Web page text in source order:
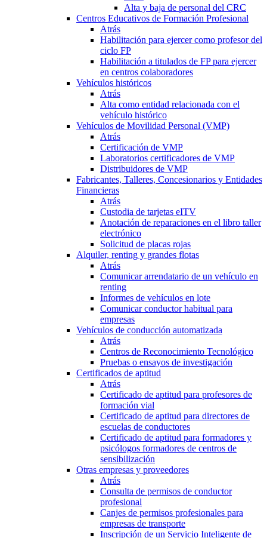
Alta y baja de personal del CRC
Centros Educativos de Formación Profesional
Atrás
Habilitación para ejercer como profesor del
ciclo FP
Habilitación a titulados de FP para ejercer
en centros colaboradores
Vehículos históricos
Atrás
Alta como entidad relacionada con el
vehículo histórico
Vehículos de Movilidad Personal (VMP)
Atrás
Certificación de VMP
Laboratorios certificadores de VMP
Distribuidores de VMP
Fabricantes, Talleres, Concesionarios y Entidades
Financieras
Atrás
Custodia de tarjetas eITV
Anotación de reparaciones en el libro taller
electrónico
Solicitud de placas rojas
Alquiler, renting y grandes flotas
Atrás
Comunicar arrendatario de un vehículo en
renting
Informes de vehículos en lote
Comunicar conductor habitual para
empresas
Vehículos de conducción automatizada
Atrás
Centros de Reconocimiento Tecnológico
Pruebas o ensayos de investigación
Certificados de aptitud
Atrás
Certificado de aptitud para profesores de
formación vial
Certificado de aptitud para directores de
escuelas de conductores
Certificado de aptitud para formadores y
psicólogos formadores de centros de
sensibilización
Otras empresas y proveedores
Atrás
Consulta de permisos de conductor
profesional
Canjes de permisos profesionales para
empresas de transporte
Inscripción de un Servicio Inteligente de